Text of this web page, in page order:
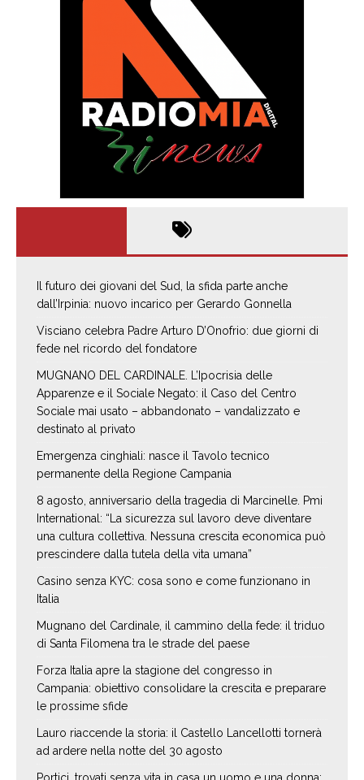
Il futuro dei giovani del Sud, la sfida parte anche
dall’Irpinia: nuovo incarico per Gerardo Gonnella
Visciano celebra Padre Arturo D’Onofrio: due giorni di
fede nel ricordo del fondatore
MUGNANO DEL CARDINALE. L’Ipocrisia delle
Apparenze e il Sociale Negato: il Caso del Centro
Sociale mai usato – abbandonato – vandalizzato e
destinato al privato
Emergenza cinghiali: nasce il Tavolo tecnico
permanente della Regione Campania
8 agosto, anniversario della tragedia di Marcinelle. Pmi
International: “La sicurezza sul lavoro deve diventare
una cultura collettiva. Nessuna crescita economica può
prescindere dalla tutela della vita umana”
Casino senza KYC: cosa sono e come funzionano in
Italia
Mugnano del Cardinale, il cammino della fede: il triduo
di Santa Filomena tra le strade del paese
Forza Italia apre la stagione del congresso in
Campania: obiettivo consolidare la crescita e preparare
le prossime sfide
Lauro riaccende la storia: il Castello Lancellotti tornerà
ad ardere nella notte del 30 agosto